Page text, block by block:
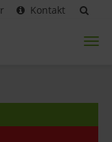
Kontakt